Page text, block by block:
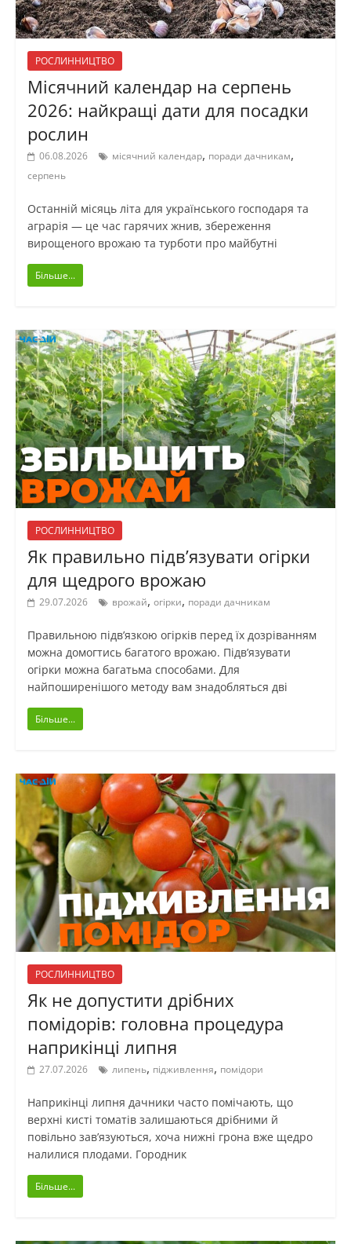
РОСЛИННИЦТВО
Місячний календар на серпень
2026: найкращі дати для посадки
рослин
06.08.2026 місячний календар, поради дачникам,
серпень
Останній місяць літа для українського господаря та
аграрія — це час гарячих жнив, збереження
вирощеного врожаю та турботи про майбутні
Більше...
РОСЛИННИЦТВО
Як правильно підв’язувати огірки
для щедрого врожаю
29.07.2026 врожай, огірки, поради дачникам
Правильною підв’язкою огірків перед їх дозріванням
можна домогтись багатого врожаю. Підв’язувати
огірки можна багатьма способами. Для
найпоширенішого методу вам знадобляться дві
Більше...
РОСЛИННИЦТВО
Як не допустити дрібних
помідорів: головна процедура
наприкінці липня
27.07.2026 липень, підживлення, помідори
Наприкінці липня дачники часто помічають, що
верхні кисті томатів залишаються дрібними й
повільно зав’язуються, хоча нижні грона вже щедро
налилися плодами. Городник
Більше...